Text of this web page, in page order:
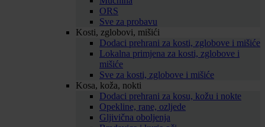
ORS
Sve za probavu
Kosti, zglobovi, mišići
Dodaci prehrani za kosti, zglobove i mišiće
Lokalna primjena za kosti, zglobove i
mišiće
Sve za kosti, zglobove i mišiće
Kosa, koža, nokti
Dodaci prehrani za kosu, kožu i nokte
Opekline, rane, ozljede
Gljivična oboljenja